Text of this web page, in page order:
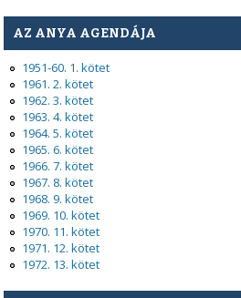
AZ ANYA AGENDÁJA
1951-60. 1. kötet
1961. 2. kötet
1962. 3. kötet
1963. 4. kötet
1964. 5. kötet
1965. 6. kötet
1966. 7. kötet
1967. 8. kötet
1968. 9. kötet
1969. 10. kötet
1970. 11. kötet
1971. 12. kötet
1972. 13. kötet